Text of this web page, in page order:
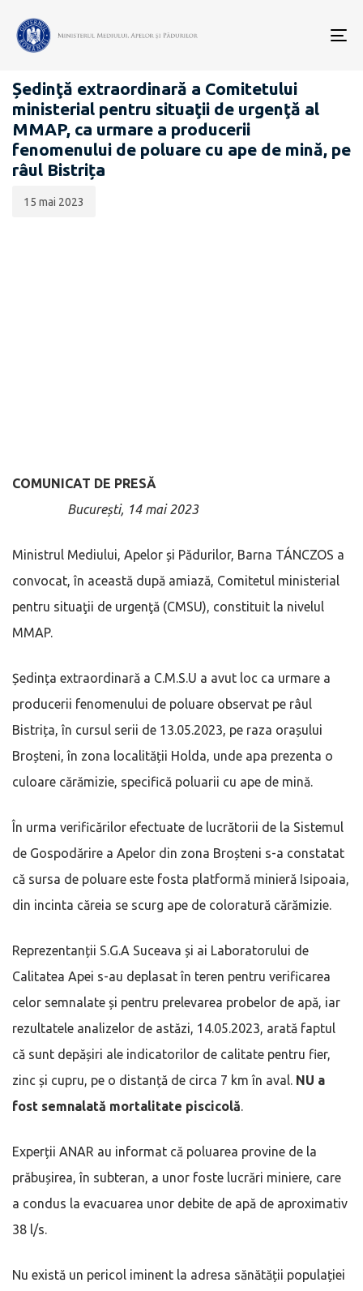
COMUNICATE DE PRESĂ
Ședinţă extraordinară a Comitetului
ministerial pentru situaţii de urgenţă al
MMAP, ca urmare a producerii
fenomenului de poluare cu ape de mină, pe
râul Bistrița
publicării:
15 mai 2023
COMUNICAT DE PRESĂ
București, 14 mai 2023
Ministrul Mediului, Apelor și Pădurilor, Barna TÁNCZOS a
convocat, în această după amiază, Comitetul ministerial
pentru situaţii de urgenţă (CMSU), constituit la nivelul
MMAP.
Ședința extraordinară a C.M.S.U a avut loc ca urmare a
producerii fenomenului de poluare observat pe râul
Bistrița, în cursul serii de 13.05.2023, pe raza orașului
Broșteni, în zona localității Holda, unde apa prezenta o
culoare cărămizie, specifică poluarii cu ape de mină.
În urma verificărilor efectuate de lucrătorii de la Sistemul
de Gospodărire a Apelor din zona Broșteni s-a constatat
că sursa de poluare este fosta platformă minieră Isipoaia,
din incinta căreia se scurg ape de coloratură cărămizie.
Reprezentanții S.G.A Suceava și ai Laboratorului de
Calitatea Apei s-au deplasat în teren pentru verificarea
celor semnalate și pentru prelevarea probelor de apă, iar
rezultatele analizelor de astăzi, 14.05.2023, arată faptul
că sunt depășiri ale indicatorilor de calitate pentru fier,
zinc și cupru, pe o distanță de circa 7 km în aval. NU a
fost semnalată mortalitate piscicolă.
Experții ANAR au informat că poluarea provine de la
prăbușirea, în subteran, a unor foste lucrări miniere, care
a condus la evacuarea unor debite de apă de aproximativ
38 l/s.
Nu există un pericol iminent la adresa sănătății populației